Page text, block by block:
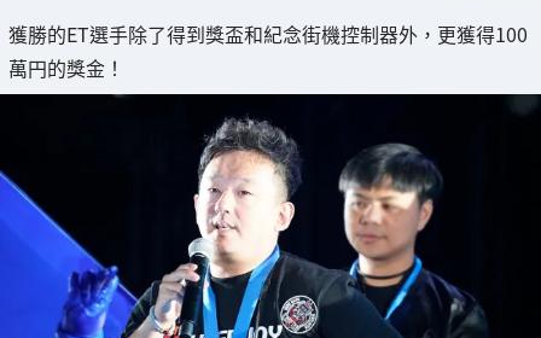
獲勝的ET選手除了得到獎盃和紀念街機控制器外，更獲得100
萬円的獎金！